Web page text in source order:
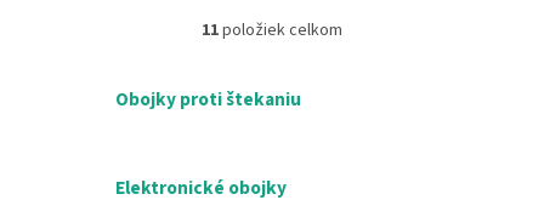
O
á
c
i
11položiek celkom
Obojky proti štekaniu
Elektronické obojky